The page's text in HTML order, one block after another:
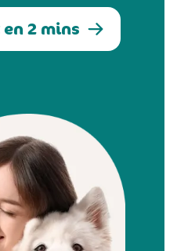
2 mins